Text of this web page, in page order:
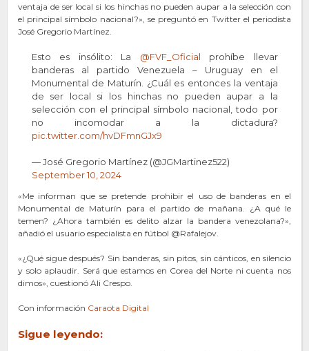
ventaja de ser local si los hinchas no pueden aupar a la selección con
el principal símbolo nacional?», se preguntó en Twitter el periodista
José Gregorio Martínez.
Esto es insólito: La @FVF_Oficial prohíbe llevar
banderas al partido Venezuela – Uruguay en el
Monumental de Maturín. ¿Cuál es entonces la ventaja
de ser local si los hinchas no pueden aupar a la
selección con el principal símbolo nacional, todo por
no incomodar a la dictadura?
pic.twitter.com/hvDFmnGJx9
— José Gregorio Martínez (@JGMartinez522)
September 10, 2024
«Me informan que se pretende prohibir el uso de banderas en el
Monumental de Maturín para el partido de mañana. ¿A qué le
temen? ¿Ahora también es delito alzar la bandera venezolana?»,
añadió el usuario especialista en fútbol @Rafalejov.
«¿Qué sigue después? Sin banderas, sin pitos, sin cánticos, en silencio
y solo aplaudir. Será que estamos en Corea del Norte ni cuenta nos
dimos», cuestionó Ali Crespo.
Con información Caraota Digital
Sigue leyendo: